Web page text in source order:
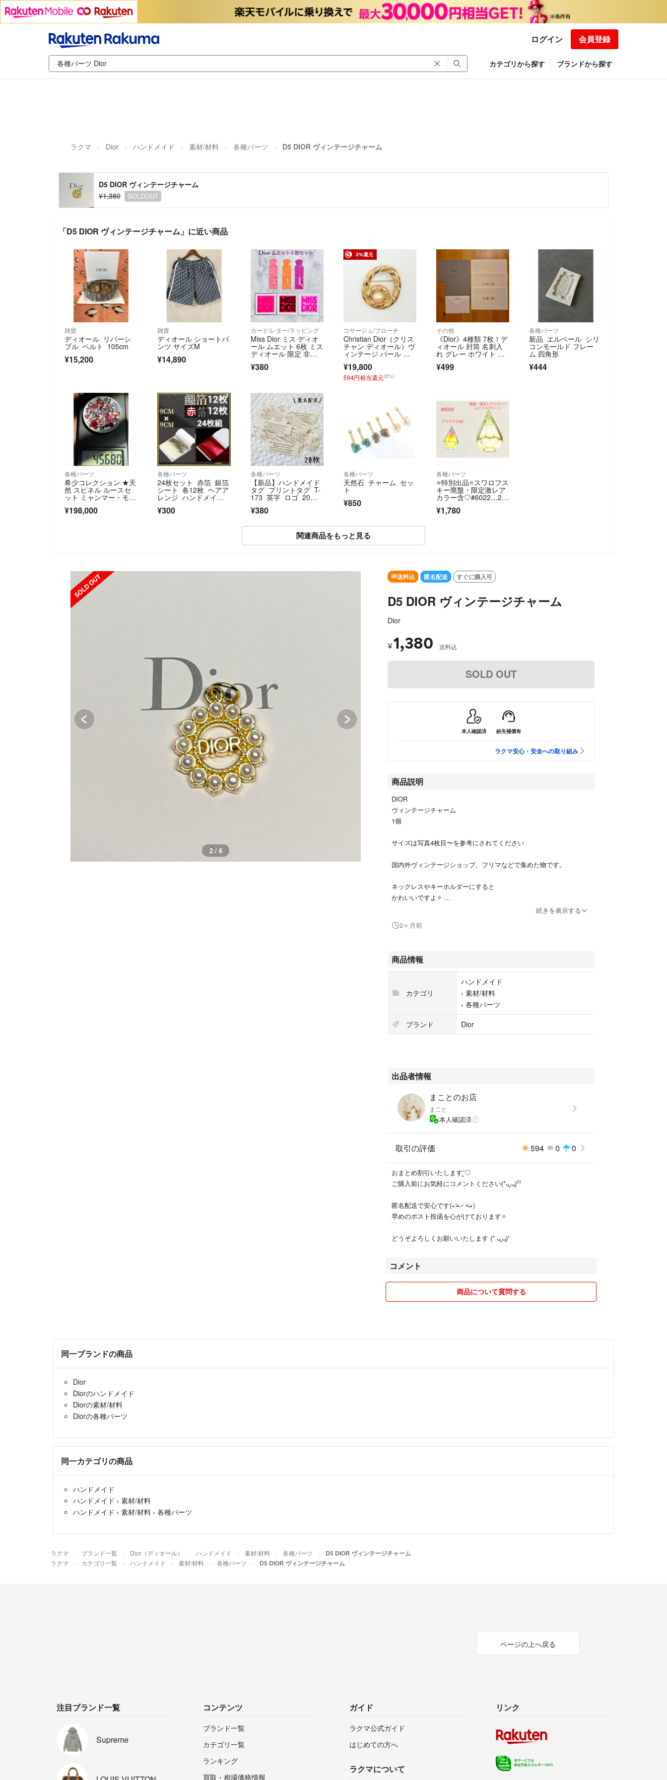
ログイン 会員登録
カテゴリから探す ブランドから探す
ラクマ Dior ハンドメイド 素材/材料 各種パーツ D5 DIOR ヴィンテージチャーム
D5 DIOR ヴィンテージチャーム
¥1,380
SOLDOUT
「D5 DIOR ヴィンテージチャーム」に近い商品
雑貨
ディオール リバーシ
ブル ベルト 105cm
¥15,200
雑貨
ディオール ショートパ
ンツ サイズM
¥14,890
カード/レター/ラッピング
Miss Dior ミス ディオ
ール ムエット 6枚 ミス
ディオール 限定 非売
品 メッセージカー
ド 香水 フレグラン
¥380
3%還元
コサージュ/ブローチ
Christian Dior（クリス
チャン ディオール）ヴ
ィンテージ パール ブ
ローチ ゴールド サー
クル レディース アク
セサリー【中古】
¥19,800
594円相当還元(3%)
その他
《Dior》4種類 7枚！デ
ィオール 封筒 名刺入
れ グレー ホワイト レ
ター
¥499
各種パーツ
新品 エルベール シリ
コンモールド フレー
ム 四角形
¥444
各種パーツ
希少コレクション ★天
然 スピネル ルースセ
ット ミャンマー・モゴ
¥198,000
各種パーツ
24枚セット 赤箔 銀箔
シート 各12枚 ヘアア
レンジ ハンドメイ
¥300
各種パーツ
【新品】ハンドメイド
タグ プリントタグ T-
173 英字 ロゴ 20枚
¥380
各種パーツ
天然石 チャーム セッ
ト
¥850
各種パーツ
⭐️特別出品⭐️スワロフス
キー廃盤・限定激レア
カラー含♡#6022…2サ
¥1,780
関連商品をもっと見る
SOLD OUT
3 / 6
送料込 匿名配送 すぐに購入可
D5 DIOR ヴィンテージチャーム
Dior
¥1,380 送料込
SOLD OUT
本人確認済 紛失補償有
ラクマ安心・安全への取り組み
商品説明
DIOR
ヴィンテージチャーム
1個
サイズは写真4枚目〜を参考にされてください
国内外ヴィンテージショップ、フリマなどで集めた物です。
ネックレスやキーホルダーにすると
かわいいですよ✧
#ヴィンテージ
#キーホルダー
#ピアス
続きを表示する
2ヶ月前
商品情報
カテゴリ
ハンドメイド
› 素材/材料
› 各種パーツ
ブランド
Dior
出品者情報
まことのお店
まこと
本人確認済
取引の評価 594 0 0
おまとめ割引いたします¨̮♡︎
ご購入前にお気軽にコメントください(*ᴗ͈ˬᴗ͈)⁾⁾⁾
匿名配送で安心です(∗˃̶ ᵕ ˂̶∗)
早めのポスト投函を心がけております✧
どうぞよろしくお願いいたします (* ᴗ͈ˬᴗ͈)”
コメント
商品について質問する
同一ブランドの商品
Dior
Diorのハンドメイド
Diorの素材/材料
Diorの各種パーツ
同一カテゴリの商品
ハンドメイド
ハンドメイド › 素材/材料
ハンドメイド › 素材/材料 › 各種パーツ
ラクマ ブランド一覧 Dior（ディオール） ハンドメイド 素材/材料 各種パーツ D5 DIOR ヴィンテージチャーム
ラクマ カテゴリ一覧 ハンドメイド 素材/材料 各種パーツ D5 DIOR ヴィンテージチャーム
ページの上へ戻る
注目ブランド一覧
Supreme
コンテンツ
ブランド一覧
カテゴリ一覧
ランキング
買取・相場価格情報
ガイド
ラクマ公式ガイド
はじめての方へ
ラクマについて
リンク